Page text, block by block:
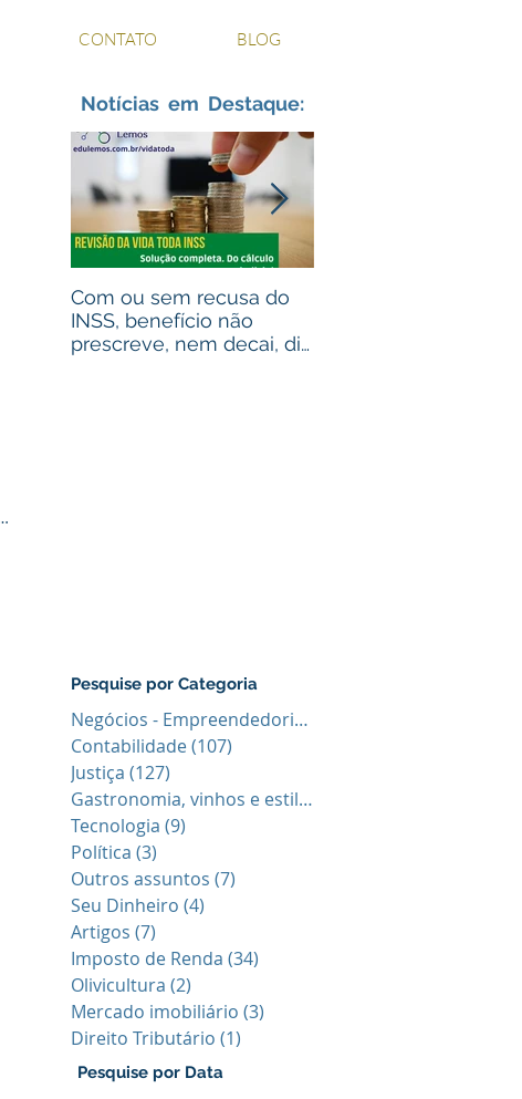
CONTATO BLOG
Notícias em Destaque:
Com ou sem recusa do
INSS, benefício não
prescreve, nem decai, diz
Pesquise por Categoria
Negócios - Empreendedorismo
Contabilidade(107)
Justiça (127)
Gastronomia, vinhos e estilo de vid
Tecnologia (9)
Política (3)
Outros assuntos (7)
Seu Dinheiro (4)
Artigos (7)
Imposto de Renda (34)
Olivicultura (2)
Mercado imobiliário (3)
Direito Tributário (1)
Pesquise por Data